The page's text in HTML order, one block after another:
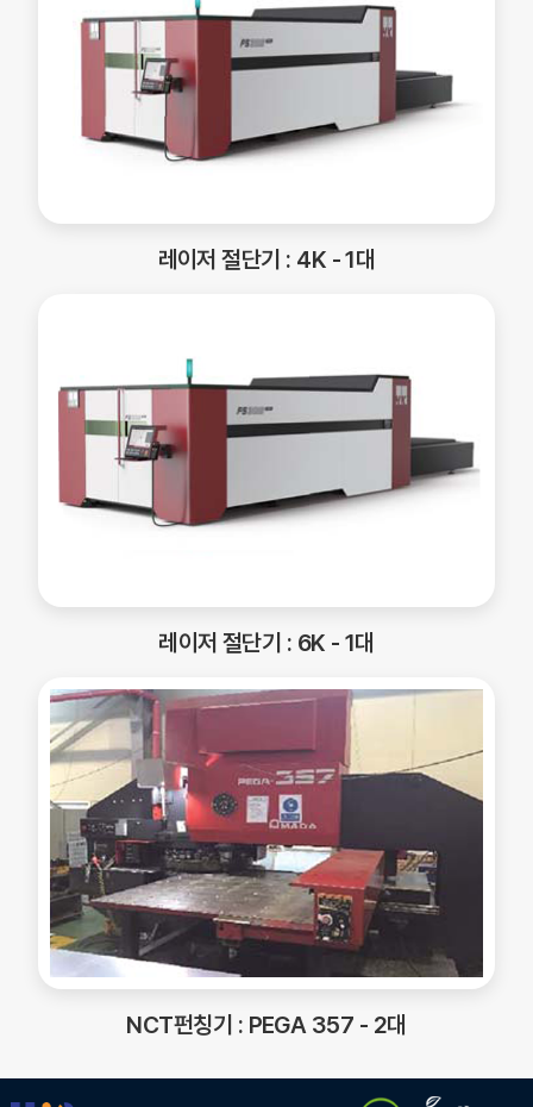
레이저 절단기 : 4K - 1대
레이저 절단기 : 6K - 1대
NCT펀칭기 : PEGA 357 - 2대